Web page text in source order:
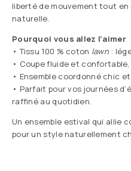
liberté de mouvement tout
naturelle.
Pourquoi vous allez l’aimer
• Tissu 100 % coton lawn :
• Coupe fluide et
• Ensemble coordonné chic
• Parfait pour vos journées
raffiné au quotidien.
Un ensemble estival qui allie
pour un style naturellement